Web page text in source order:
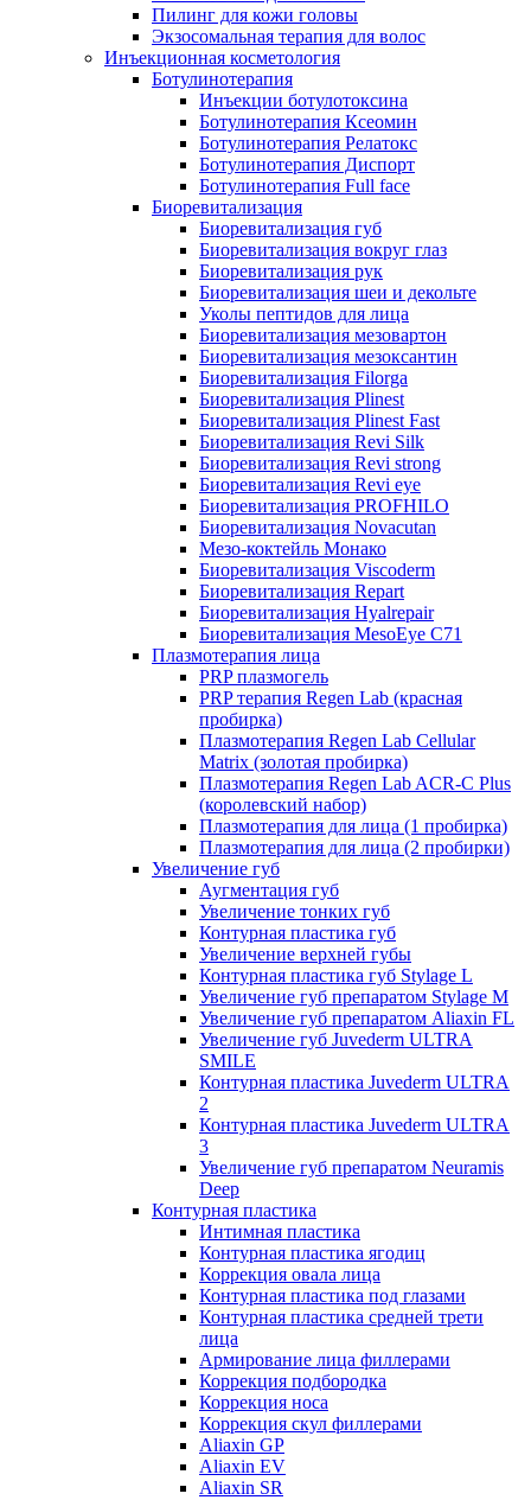
Пилинг для кожи головы
Экзосомальная терапия для волос
Инъекционная косметология
Ботулинотерапия
Инъекции ботулотоксина
Ботулинотерапия Ксеомин
Ботулинотерапия Релатокс
Ботулинотерапия Диспорт
Ботулинотерапия Full face
Биоревитализация
Биоревитализация губ
Биоревитализация вокруг глаз
Биоревитализация рук
Биоревитализация шеи и декольте
Уколы пептидов для лица
Биоревитализация мезовартон
Биоревитализация мезоксантин
Биоревитализация Filorga
Биоревитализация Plinest
Биоревитализация Plinest Fast
Биоревитализация Revi Silk
Биоревитализация Revi strong
Биоревитализация Revi eye
Биоревитализация PROFHILO
Биоревитализация Novacutan
Мезо-коктейль Монако
Биоревитализация Viscoderm
Биоревитализация Repart
Биоревитализация Hyalrepair
Биоревитализация MesoEye C71
Плазмотерапия лица
PRP плазмогель
PRP терапия Regen Lab (красная
пробирка)
Плазмотерапия Regen Lab Cellular
Matrix (золотая пробирка)
Плазмотерапия Regen Lab ACR-C Plus
(королевский набор)
Плазмотерапия для лица (1 пробирка)
Плазмотерапия для лица (2 пробирки)
Увеличение губ
Аугментация губ
Увеличение тонких губ
Контурная пластика губ
Увеличение верхней губы
Контурная пластика губ Stylage L
Увеличение губ препаратом Stylage M
Увеличение губ препаратом Aliaxin FL
Увеличение губ Juvederm ULTRA
SMILE
Контурная пластика Juvederm ULTRA
2
Контурная пластика Juvederm ULTRA
3
Увеличение губ препаратом Neuramis
Deep
Контурная пластика
Интимная пластика
Контурная пластика ягодиц
Коррекция овала лица
Контурная пластика под глазами
Контурная пластика средней трети
лица
Армирование лица филлерами
Коррекция подбородка
Коррекция носа
Коррекция скул филлерами
Aliaxin GP
Aliaxin EV
Aliaxin SR